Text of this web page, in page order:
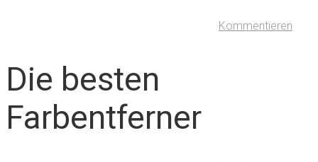
Kommentieren
Die besten
Farbentferner